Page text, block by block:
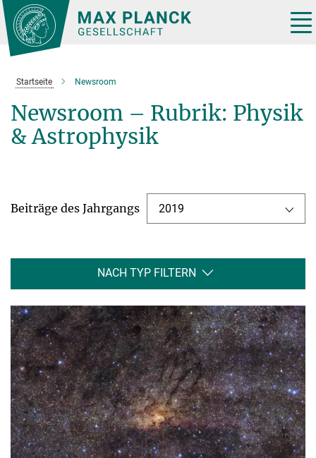
Hauptinhalt
Startseite Newsroom
Newsroom – Rubrik: Physik
& Astrophysik
Beiträge des Jahrgangs 2019
NACH TYP FILTERN